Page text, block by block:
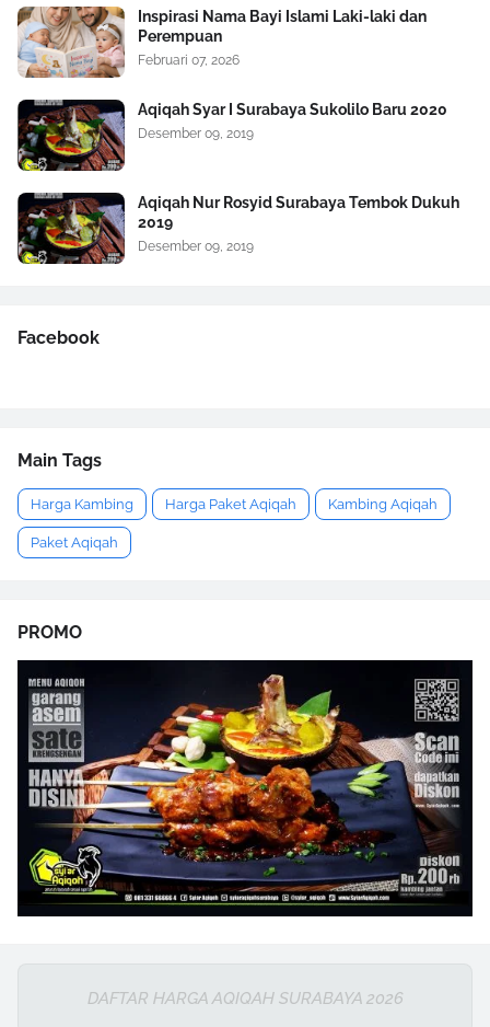
Inspirasi Nama Bayi Islami Laki-laki dan
Perempuan
Februari 07, 2026
Aqiqah Syar I Surabaya Sukolilo Baru 2020
Desember 09, 2019
Aqiqah Nur Rosyid Surabaya Tembok Dukuh
2019
Desember 09, 2019
Facebook
Main Tags
Harga Kambing Harga Paket Aqiqah Kambing Aqiqah
Paket Aqiqah
PROMO
DAFTAR HARGA AQIQAH SURABAYA 2026